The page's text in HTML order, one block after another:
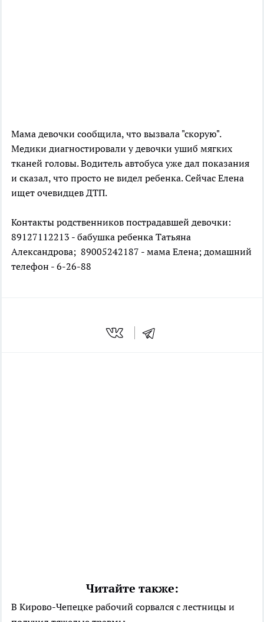
Мама девочки сообщила, что вызвала "скорую".
Медики диагностировали у девочки ушиб мягких
тканей головы. Водитель автобуса уже дал показания
и сказал, что просто не видел ребенка. Сейчас Елена
ищет очевидцев ДТП.
Контакты родственников пострадавшей девочки:
89127112213 - бабушка ребенка Татьяна
Александрова; 89005242187 - мама Елена; домашний
телефон - 6-26-88
Читайте также:
В Кирово-Чепецке рабочий сорвался с лестницы и